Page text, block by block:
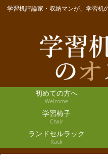
学習机評論家・収納マンが、学習机
初めての方へ
Welcome
学習椅子
Chair
ランドセルラック
Rack